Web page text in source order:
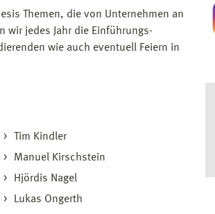
Themen, die von Unternehmen an
wir jedes Jahr die Einführungs­
wie auch eventuell Feiern in
Tim Kindler
Manuel Kirschstein
Hjördis Nagel
Lukas Ongerth